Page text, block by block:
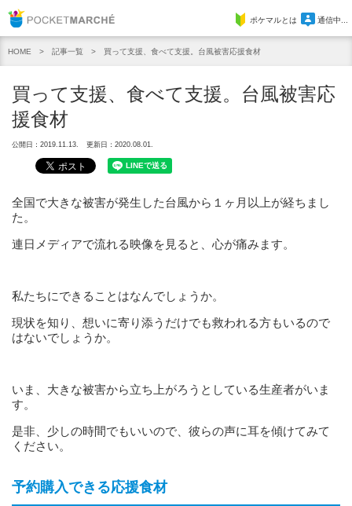
Pocket Marcheポケマルとは 通信中...
HOME 記事一覧 買って支援、食べて支援。台風被害応援食材
買って支援、食べて支援。台風被害応
援食材
公開日：2019.11.13. 更新日：2020.08.01.
全国で大きな被害が発生した台風から１ヶ月以上が経ちまし
た。
連日メディアで流れる映像を見ると、心が痛みます。
私たちにできることはなんでしょうか。
現状を知り、想いに寄り添うだけでも救われる方もいるので
はないでしょうか。
いま、大きな被害から立ち上がろうとしている生産者がいま
す。
是非、少しの時間でもいいので、彼らの声に耳を傾けてみて
ください。
予約購入できる応援食材